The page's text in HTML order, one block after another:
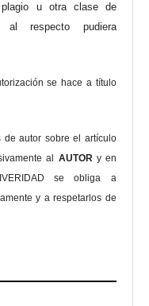
plagio u otra clase de
al respecto pudiera
se hace a título
de autor sobre el artículo
al AUTOR y en
se obliga a
y a respetarlos de